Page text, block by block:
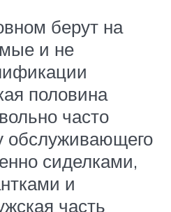
берут на
и не
половина
часто
обслуживающего
сиделками,
и
часть